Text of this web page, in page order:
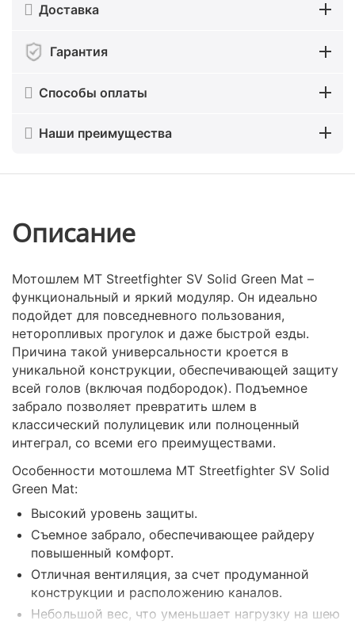
Доставка
Гарантия
Способы оплаты
Наши преимущества
Описание
Мотошлем MT Streetfighter SV Solid Green Mat –
функциональный и яркий модуляр. Он идеально
подойдет для повседневного пользования,
неторопливых прогулок и даже быстрой езды.
Причина такой универсальности кроется в
уникальной конструкции, обеспечивающей защиту
всей голов (включая подбородок). Подъемное
забрало позволяет превратить шлем в
классический полулицевик или полноценный
интеграл, со всеми его преимуществами.
Особенности мотошлема MT Streetfighter SV Solid
Green Mat:
Высокий уровень защиты.
Съемное забрало, обеспечивающее райдеру
повышенный комфорт.
Отличная вентиляция, за счет продуманной
конструкции и расположению каналов.
Небольшой вес, что уменьшает нагрузку на шею